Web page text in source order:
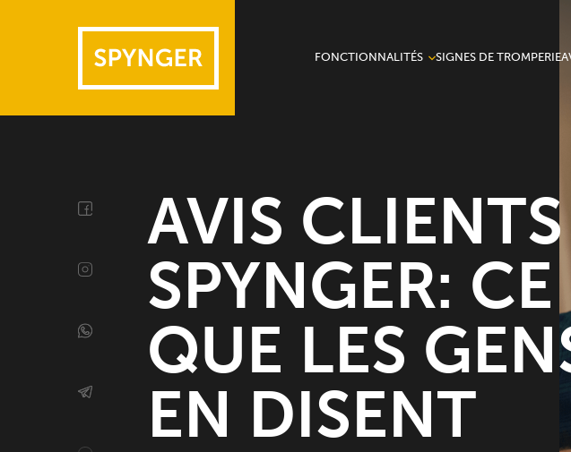
FONCTIONNALITÉS SIGNES DE TROMPERIE
AVIS CLIENTS
SPYNGER: CE
QUE LES
EN DISENT